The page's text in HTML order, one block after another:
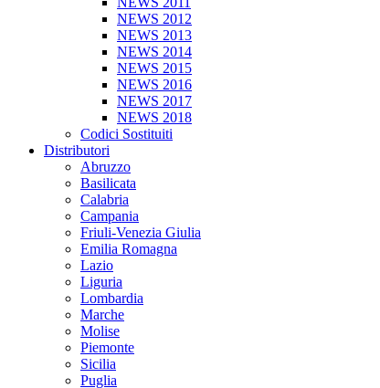
NEWS 2012
NEWS 2013
NEWS 2014
NEWS 2015
NEWS 2016
NEWS 2017
NEWS 2018
Codici Sostituiti
Distributori
Abruzzo
Basilicata
Calabria
Campania
Friuli-Venezia Giulia
Emilia Romagna
Lazio
Liguria
Lombardia
Marche
Molise
Piemonte
Sicilia
Puglia